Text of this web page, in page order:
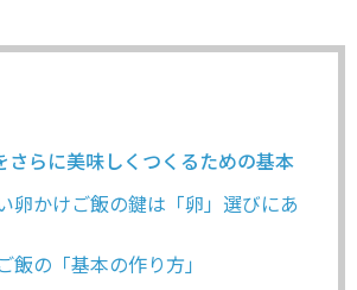
さらに美味しくつくるための基本
卵かけご飯の鍵は「卵」選びにあ
飯の「基本の作り方」